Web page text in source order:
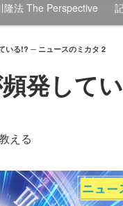
隆法 The Perspective
いる!? ─ ニュースのミカタ 2
発して
える